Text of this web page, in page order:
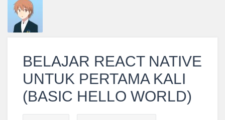
4
BELAJAR REACT NATIVE
UNTUK PERTAMA KALI
(BASIC HELLO WORLD)